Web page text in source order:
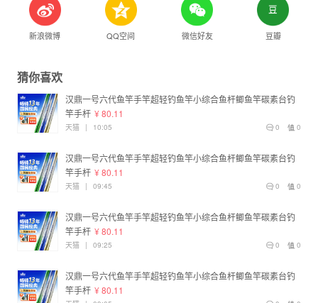
新浪微博 QQ空间 微信好友 豆瓣
猜你喜欢
汉鼎一号六代鱼竿手竿超轻钓鱼竿小综合鱼杆鲫鱼竿碳素台钓
竿手杆 ¥ 80.11
0
0
天猫 | 10:05
汉鼎一号六代鱼竿手竿超轻钓鱼竿小综合鱼杆鲫鱼竿碳素台钓
竿手杆 ¥ 80.11
0
0
天猫 | 09:45
汉鼎一号六代鱼竿手竿超轻钓鱼竿小综合鱼杆鲫鱼竿碳素台钓
竿手杆 ¥ 80.11
0
0
天猫 | 09:25
汉鼎一号六代鱼竿手竿超轻钓鱼竿小综合鱼杆鲫鱼竿碳素台钓
竿手杆 ¥ 80.11